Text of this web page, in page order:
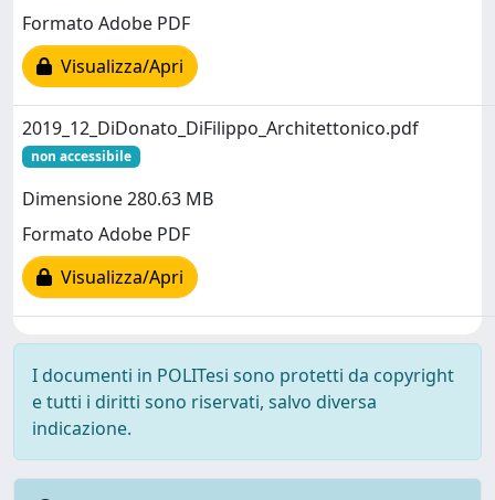
Formato Adobe PDF
Visualizza/Apri
2019_12_DiDonato_DiFilippo_Architettonico.pdf
non accessibile
Dimensione 280.63 MB
Formato Adobe PDF
Visualizza/Apri
I documenti in POLITesi sono protetti da copyright
e tutti i diritti sono riservati, salvo diversa
indicazione.